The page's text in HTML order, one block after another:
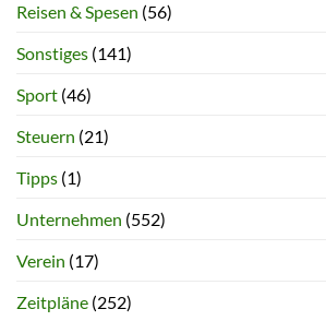
Reisen & Spesen (56)
Sonstiges (141)
Sport (46)
Steuern (21)
Tipps (1)
Unternehmen (552)
Verein (17)
Zeitpläne (252)